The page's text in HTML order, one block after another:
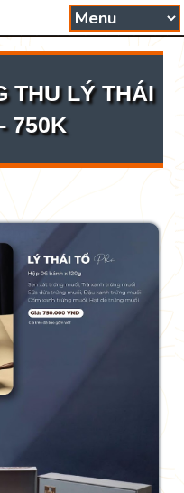
THU LÝ THÁI
750K